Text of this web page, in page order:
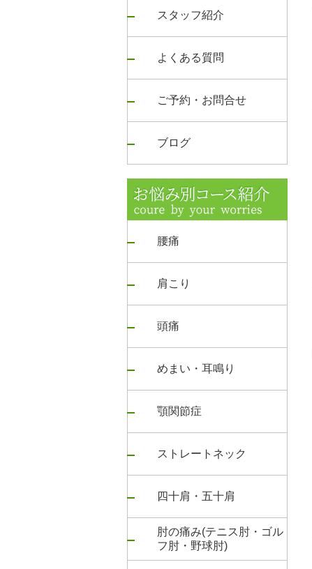
スタッフ紹介
よくある質問
ご予約・お問合せ
ブログ
腰痛
肩こり
頭痛
めまい・耳鳴り
顎関節症
ストレートネック
四十肩・五十肩
肘の痛み(テニス肘・ゴル
フ肘・野球肘)